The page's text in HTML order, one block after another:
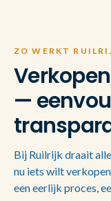
ZO WERKT
—
Bij Ruilrijk draait
nu iets wilt
een eerlijk proces,